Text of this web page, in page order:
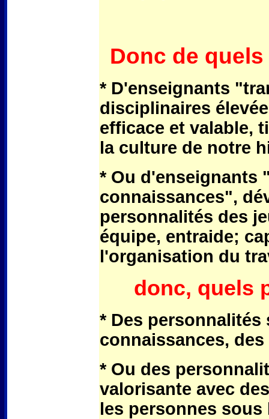
Donc de
* D'enseignants
disciplinaires
efficace et valable,
la culture de notre
* Ou d'enseignants
connaissances",
personnalités des
équipe, entraide;
l'organisation du
donc, quels
* Des
connaissances,
* Ou des
valorisante avec
les personnes